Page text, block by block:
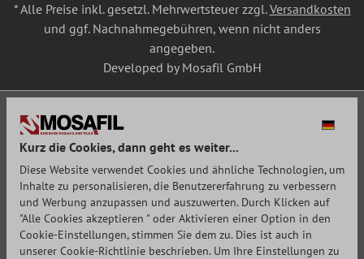
* Alle Preise inkl. gesetzl. Mehrwertsteuer zzgl.Versandkosten
und ggf. Nachnahmegebühren, wenn nicht anders
angegeben.
Developed by Mosafil GmbH
Kurz die Cookies, dann geht es weiter...
Diese Website verwendet Cookies und ähnliche Technologien, um
Inhalte zu personalisieren, die Benutzererfahrung zu verbessern
und Werbung anzupassen und auszuwerten. Durch Klicken auf
"Alle Cookies akzeptieren " oder Aktivieren einer Option in den
Cookie-Einstellungen, stimmen Sie dem zu. Dies ist auch in
unserer Cookie-Richtlinie beschrieben. Um Ihre Einstellungen zu